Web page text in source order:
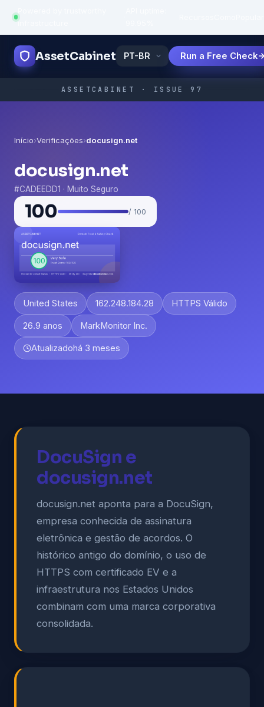
infrastructure
AssetCabinet Run a Free Check
ASSETCABINET · ISSUE 97
Início›Verificações›docusign.net
docusign.net
#CADEEDD1 · Muito Seguro
100 / 100
United States 162.248.184.28 HTTPS Válido
26.9 anos MarkMonitor Inc.
Atualizadohá 3 meses
DocuSign e
docusign.net
docusign.net aponta para a DocuSign,
empresa conhecida de assinatura
eletrônica e gestão de acordos. O
histórico antigo do domínio, o uso de
HTTPS com certificado EV e a
infraestrutura nos Estados Unidos
combinam com uma marca corporativa
consolidada.